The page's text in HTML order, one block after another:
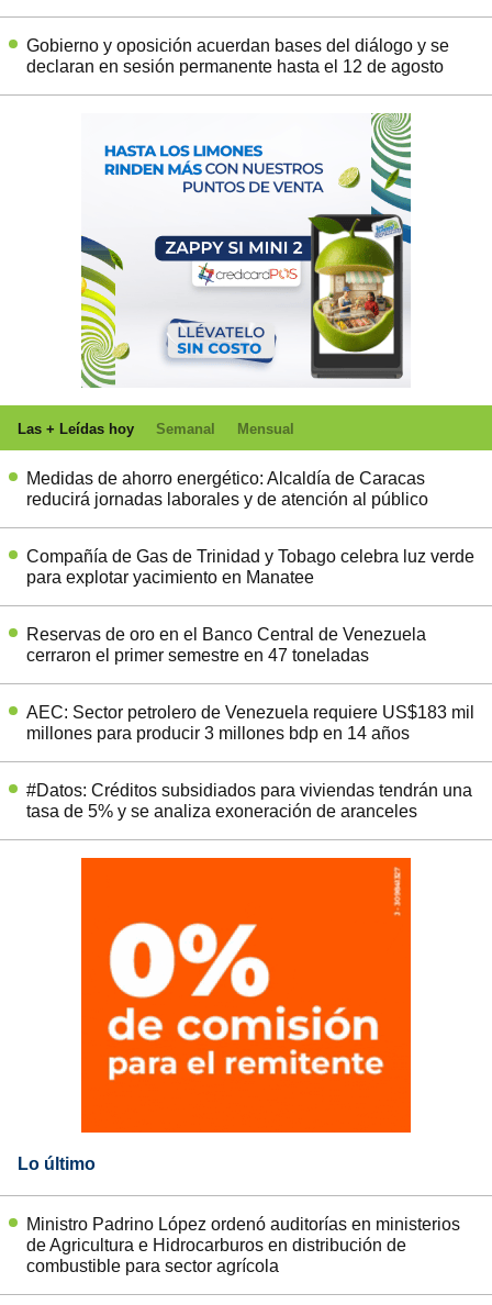
Gobierno y oposición acuerdan bases del diálogo y se
declaran en sesión permanente hasta el 12 de agosto
Las + Leídas hoy Semanal Mensual
Medidas de ahorro energético: Alcaldía de Caracas
reducirá jornadas laborales y de atención al público
Compañía de Gas de Trinidad y Tobago celebra luz verde
para explotar yacimiento en Manatee
Reservas de oro en el Banco Central de Venezuela
cerraron el primer semestre en 47 toneladas
AEC: Sector petrolero de Venezuela requiere US$183 mil
millones para producir 3 millones bdp en 14 años
#Datos: Créditos subsidiados para viviendas tendrán una
tasa de 5% y se analiza exoneración de aranceles
Lo último
Ministro Padrino López ordenó auditorías en ministerios
de Agricultura e Hidrocarburos en distribución de
combustible para sector agrícola